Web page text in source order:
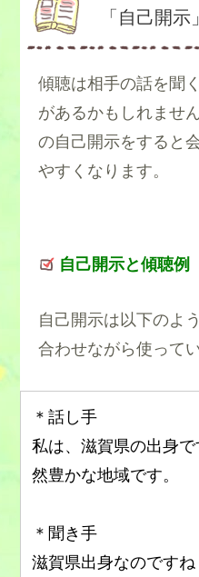
「自己開示
傾聴は相手の話を聞
があるかもしれませ
の自己開示をすると
やすくなります。
自己開示と傾聴例
自己開示は以下のよ
合わせながら使って
＊話し手
私は、滋賀県の出身
然豊かな地域です。
＊聞き手
滋賀県出身なのですね